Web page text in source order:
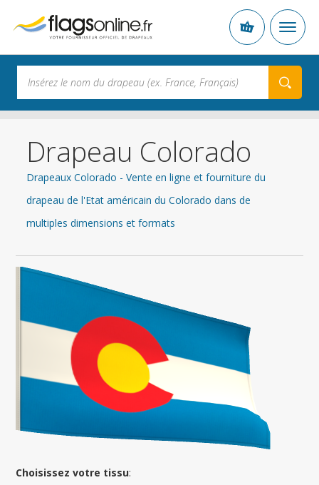
Drapeau Colorado
Drapeaux Colorado - Vente en ligne et fourniture du
drapeau de l'Etat américain du Colorado dans de
multiples dimensions et formats
Choisissez votre tissu: